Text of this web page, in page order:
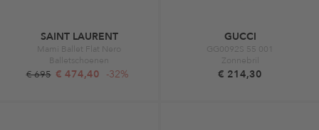
SAINT LAURENT
Mami Ballet Flat Nero
Balletschoenen
€ 695 € 474,40 -32%
GUCCI
GG0092S 55 001
Zonnebril
€ 214,30